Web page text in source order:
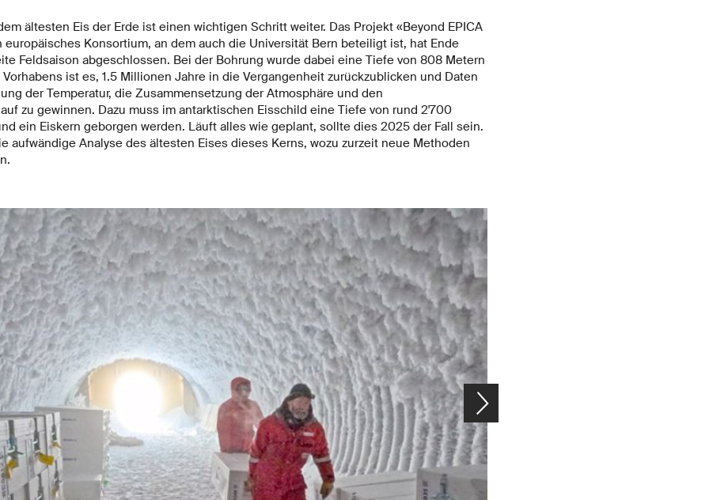
ältesten Eis der Erde ist einen wichtigen Schritt weiter. Das Projekt «Beyond EPICA
europäisches Konsortium, an dem auch die Universität Bern beteiligt ist, hat Ende
Feldsaison abgeschlossen. Bei der Bohrung wurde dabei eine Tiefe von 808 Metern
ist es, 1.5 Millionen Jahre in die Vergangenheit zurückzublicken und Daten
der Temperatur, die Zusammensetzung der Atmosphäre und den
zu gewinnen. Dazu muss im antarktischen Eisschild eine Tiefe von rund 2'700
ein Eiskern geborgen werden. Läuft alles wie geplant, sollte dies 2025 der Fall sein.
aufwändige Analyse des ältesten Eises dieses Kerns, wozu zurzeit neue Methoden